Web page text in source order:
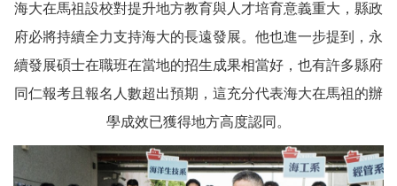
海大在馬祖設校對提升地方教育與人才培育意義重大，縣政
府必將持續全力支持海大的長遠發展。他也進一步提到，永
續發展碩士在職班在當地的招生成果相當好，也有許多縣府
同仁報考且報名人數超出預期，這充分代表海大在馬祖的辦
學成效已獲得地方高度認同。